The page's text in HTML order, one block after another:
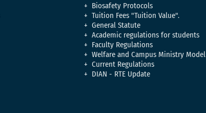
Biosafety Protocols
Tuition Fees "Tuition Value".
General Statute
Academic regulations for students
Faculty Regulations
Welfare and Campus Ministry Model
Current Regulations
DIAN - RTE Update